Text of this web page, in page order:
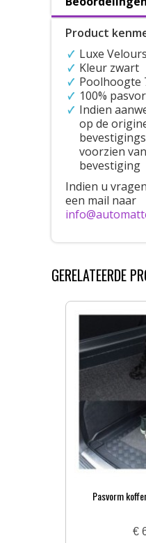
Product
Luxe
Kleur zwart
Poolhoogte
100%
Indien
op de
voorzien
bevestiging
Indien u
een mail naar
GERELATEERDE
Pasvorm
€